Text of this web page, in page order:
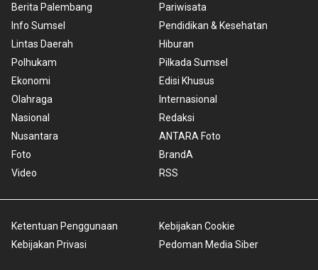
Berita Palembang
Info Sumsel
Lintas Daerah
Polhukam
Ekonomi
Olahraga
Nasional
Nusantara
Foto
Video
Pariwisata
Pendidikan & Kesehatan
Hiburan
Pilkada Sumsel
Edisi Khusus
Internasional
Redaksi
ANTARA Foto
BrandA
RSS
Ketentuan Penggunaan
Kebijakan Privasi
Kebijakan Cookie
Pedoman Media Siber